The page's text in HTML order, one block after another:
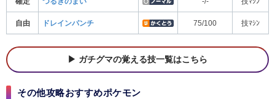
自由 ドレインパンチ 75/100 技ﾏｼﾝ
ガチグマの覚える技一覧はこちら
その他攻略おすすめポケモン